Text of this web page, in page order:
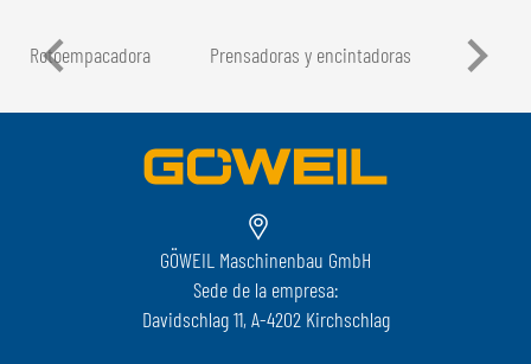
Rotoempacadora Prensadoras y encintadoras
GÖWEIL Maschinenbau GmbH
Sede de la empresa:
Davidschlag 11, A-4202 Kirchschlag